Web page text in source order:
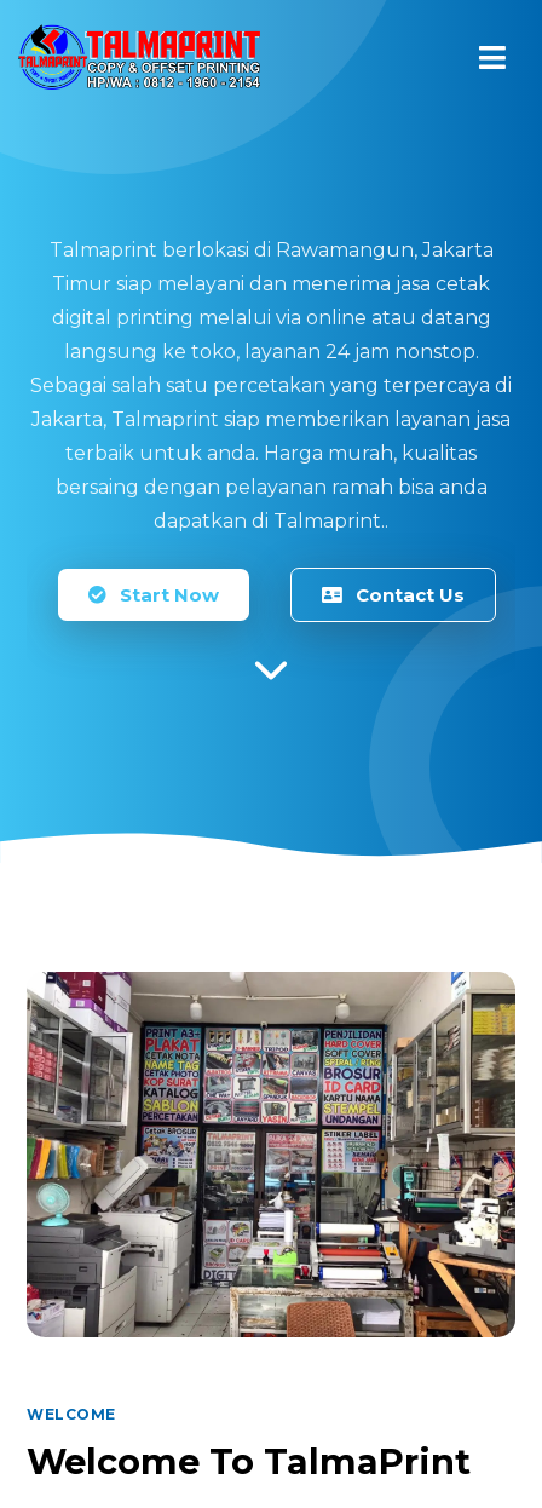
Talmaprint berlokasi di Rawamangun, Jakarta
Timur siap melayani dan menerima jasa cetak
digital printing melalui via online atau datang
langsung ke toko, layanan 24 jam nonstop.
Sebagai salah satu percetakan yang terpercaya di
Jakarta, Talmaprint siap memberikan layanan jasa
terbaik untuk anda. Harga murah, kualitas
bersaing dengan pelayanan ramah bisa anda
dapatkan di Talmaprint..
Start Now Contact Us
WELCOME
Welcome To TalmaPrint